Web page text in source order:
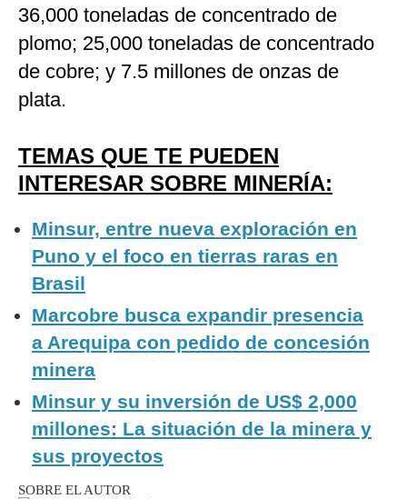
36,000 toneladas de concentrado de
plomo; 25,000 toneladas de concentrado
de cobre; y 7.5 millones de onzas de
plata.
TEMAS QUE TE PUEDEN
INTERESAR SOBRE MINERÍA:
Minsur, entre nueva exploración en
Puno y el foco en tierras raras en
Brasil
Marcobre busca expandir presencia
a Arequipa con pedido de concesión
minera
Minsur y su inversión de US$ 2,000
millones: La situación de la minera y
sus proyectos
SOBRE EL AUTOR